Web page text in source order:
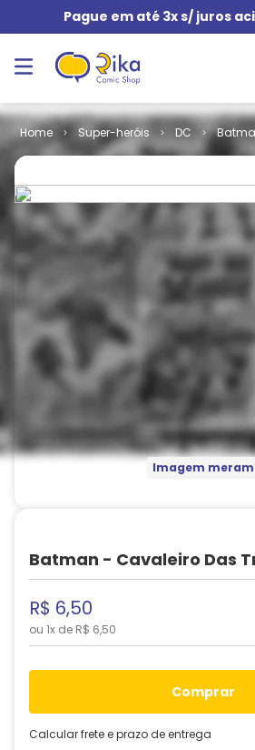
Pague em até 3x s/ juros
Super-heróis DC
Imagem
Batman - Cavaleiro Das
R$ 6,50
ou 1x de R$ 6,50
comprar
Calcular frete e prazo de entrega